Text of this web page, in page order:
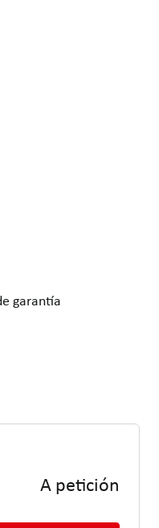
garantía
A petición